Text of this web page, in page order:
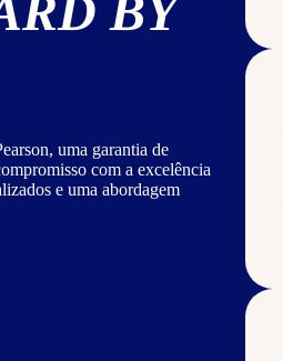
uma garantia de
com a excelência
e uma abordagem